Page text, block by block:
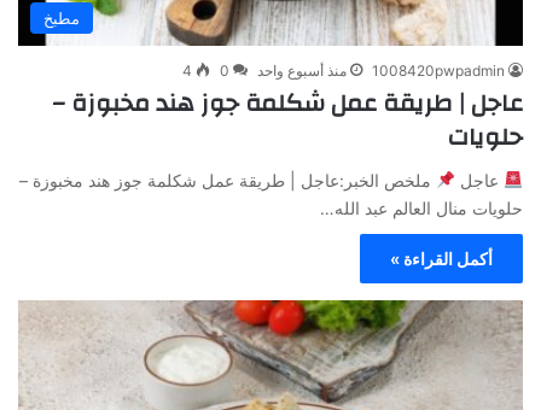
مطبخ
1008420pwpadmin منذ أسبوع واحد 0
4
عاجل | طريقة عمل شكلمة جوز هند مخبوزة –
حلويات
عاجل
ملخص الخبر:عاجل | طريقة عمل شكلمة جوز هند مخبوزة –
حلويات منال العالم عبد الله…
أكمل القراءة »